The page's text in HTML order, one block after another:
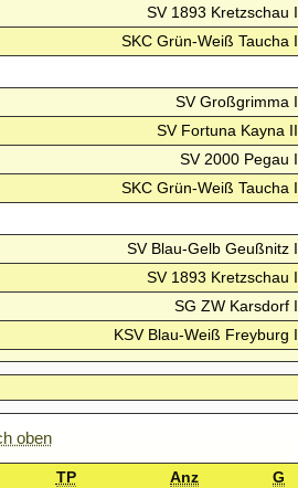
SV 1893 Kretzschau I
SKC Grün-Weiß Taucha I
SV Großgrimma I
SV Fortuna Kayna II
SV 2000 Pegau I
SKC Grün-Weiß Taucha I
SV Blau-Gelb Geußnitz I
SV 1893 Kretzschau I
SG ZW Karsdorf I
KSV Blau-Weiß Freyburg I
oben
TP Anz G